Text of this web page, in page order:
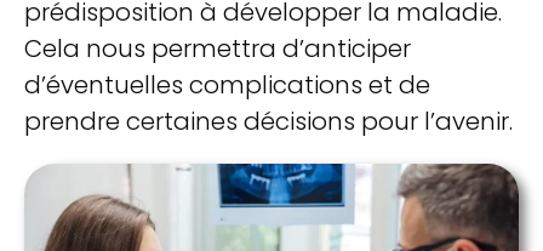
prédisposition à développer la maladie.
Cela nous permettra d’anticiper
d’éventuelles complications et de
prendre certaines décisions pour l’avenir.